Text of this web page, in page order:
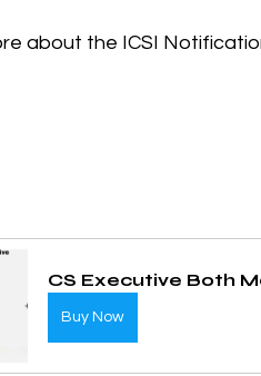
about the ICSI
CS Executive Both
Buy Now